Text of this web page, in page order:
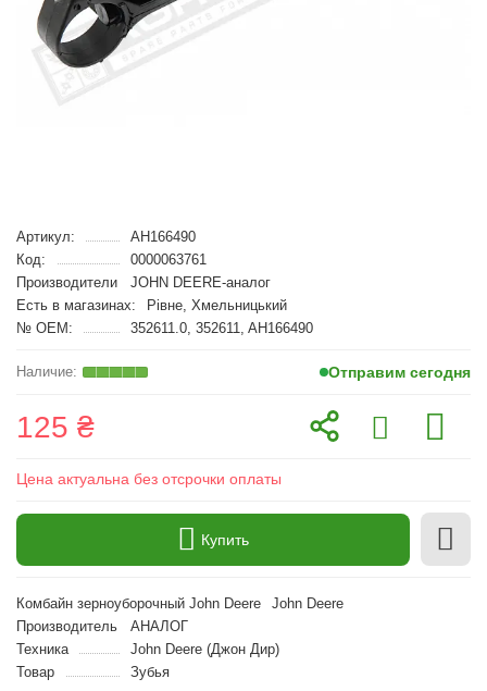
Артикул:
AH166490
Код:
0000063761
Производители
JOHN DEERE-аналог
Есть в магазинах:
Рівне, Хмельницький
№ OEM:
352611.0, 352611, AH166490
Отправим сегодня
125 ₴
Цена актуальна без отсрочки оплаты
Купить
Комбайн зерноуборочный John Deere
John Deere
Производитель
АНАЛОГ
Техника
John Deere (Джон Дир)
Товар
Зубья